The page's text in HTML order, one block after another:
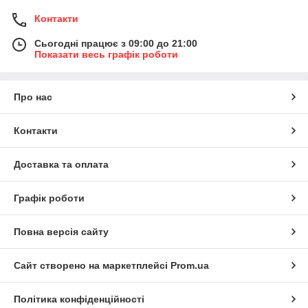
Контакти
Сьогодні працює з 09:00 до 21:00
Показати весь графік роботи
Про нас
Контакти
Доставка та оплата
Графік роботи
Повна версія сайту
Сайт створено на маркетплейсі Prom.ua
Політика конфіденційності